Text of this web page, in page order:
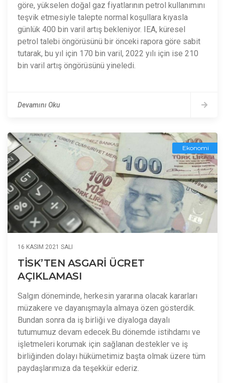
göre, yükselen doğal gaz fiyatlarının petrol kullanımını
teşvik etmesiyle talepte normal koşullara kıyasla
günlük 400 bin varil artış bekleniyor. IEA, küresel
petrol talebi öngörüsünü bir önceki rapora göre sabit
tutarak, bu yıl için 170 bin varil, 2022 yılı için ise 210
bin varil artış öngörüsünü yineledi.
Devamını Oku
Ekonomi
16 KASIM 2021 SALI
TİSK’TEN ASGARİ ÜCRET
AÇIKLAMASI
Salgın döneminde, herkesin yararına olacak kararları
müzakere ve dayanışmayla almaya özen gösterdik.
Bundan sonra da iş birliği ve diyaloga dayalı
tutumumuz devam edecek.Bu dönemde istihdamı ve
işletmeleri korumak için sağlanan destekler ve iş
birliğinden dolayı hükümetimiz başta olmak üzere tüm
paydaşlarımıza da teşekkür ederiz.